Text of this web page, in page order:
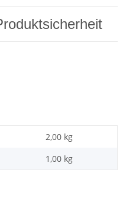
2,00 kg
1,00 kg